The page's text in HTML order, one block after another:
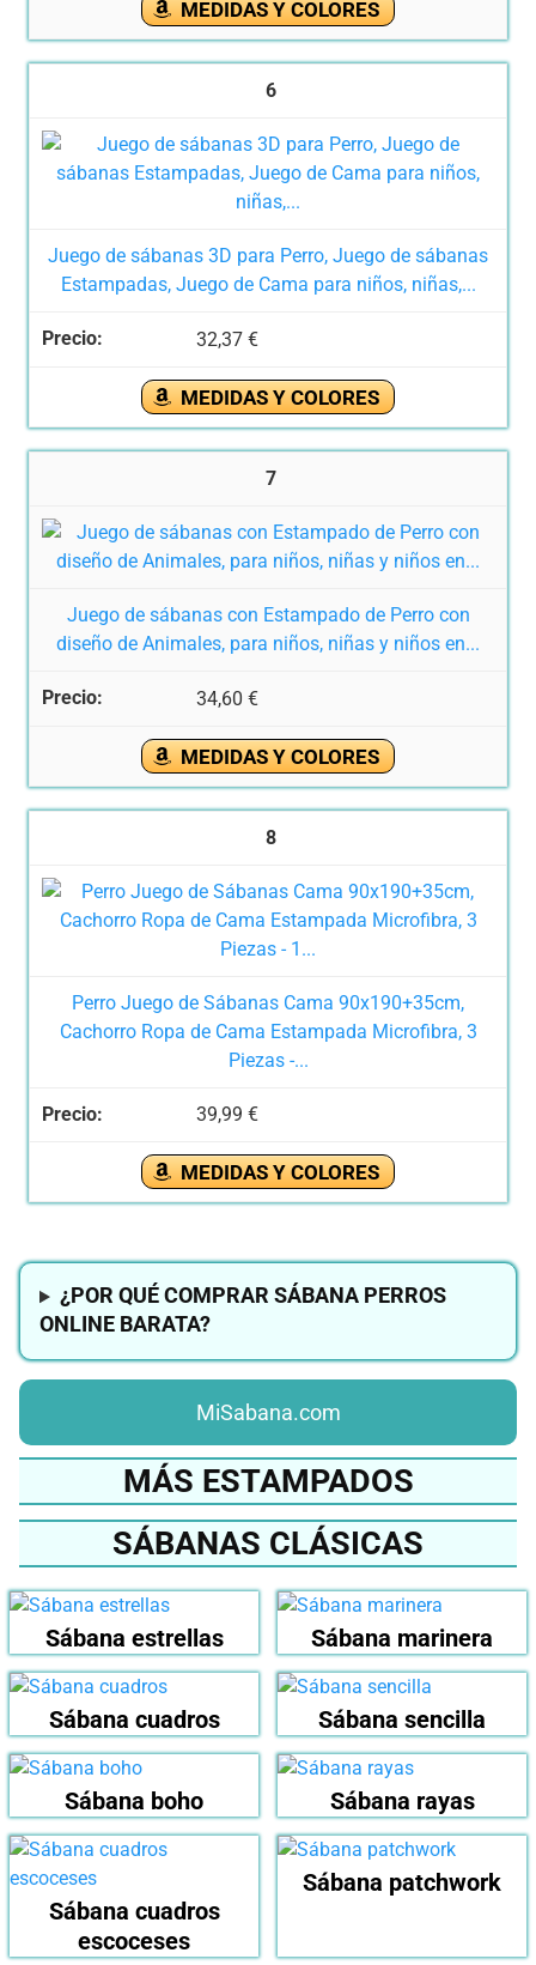
MEDIDAS Y COLORES
6
Juego de sábanas 3D para Perro, Juego de sábanas
Estampadas, Juego de Cama para niños, niñas,...
32,37 €
MEDIDAS Y COLORES
7
Juego de sábanas con Estampado de Perro con
diseño de Animales, para niños, niñas y niños en...
34,60 €
MEDIDAS Y COLORES
8
Perro Juego de Sábanas Cama 90x190+35cm,
Cachorro Ropa de Cama Estampada Microfibra, 3
Piezas -...
39,99 €
MEDIDAS Y COLORES
¿POR QUÉ COMPRAR SÁBANA PERROS
ONLINE BARATA?
MiSabana.com
MÁS ESTAMPADOS
SÁBANAS CLÁSICAS
Sábana estrellas Sábana marinera
Sábana cuadros Sábana sencilla
Sábana boho Sábana rayas
Sábana cuadros
escoceses
Sábana patchwork